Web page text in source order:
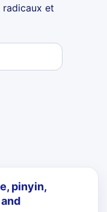
et
pinyin,